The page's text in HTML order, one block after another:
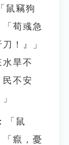
鼠竊狗
荀彧急
！』」
水旱不
不安
「鼠
癙，憂